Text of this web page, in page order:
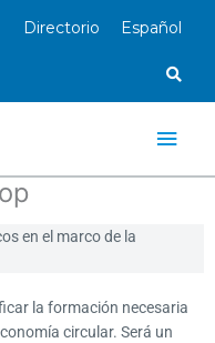
Directorio Español
en el marco de la
la formación necesaria
circular. Será un